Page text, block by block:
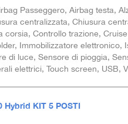
Passeggero, Airbag testa,
centralizzata, Chiusura
corsia, Controllo trazione,
Immobilizzatore
di luce, Sensore di pioggia,
elettrici, Touch screen, USB,
Hybrid KIT 5 POSTI